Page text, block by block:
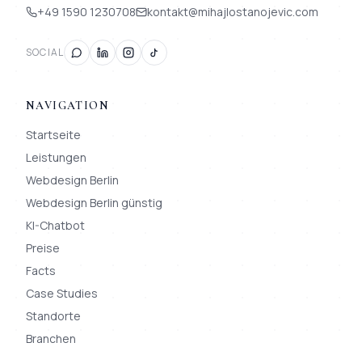
+49 1590 1230708 kontakt@mihajlostanojevic.com
SOCIAL
NAVIGATION
Startseite
Leistungen
Webdesign Berlin
Webdesign Berlin günstig
KI-Chatbot
Preise
Facts
Case Studies
Standorte
Branchen